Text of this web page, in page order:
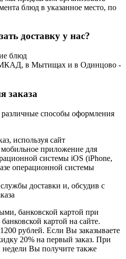
блюд в указанное место, по
доставку у нас?
блюд
МКАД, в Мытищах и в Одинцово -
заказа
способы оформления
используя сайт
мобильное приложение для
системы iOS (iPhone,
операционной системы
доставки и, обсудив с
банковской картой при
картой на сайте.
рублей. Если Вы заказываете
20% на первый заказ. При
недели Вы получите также